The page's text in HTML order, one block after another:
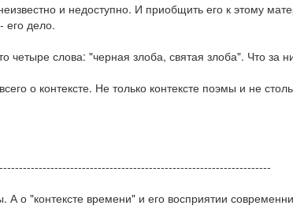
и недоступно. И приобщить его к этому
его дело.
четыре слова: "черная злоба, святая злоба". Что
о контексте. Не только контексте поэмы и не
А о "контексте времени" и его восприятии